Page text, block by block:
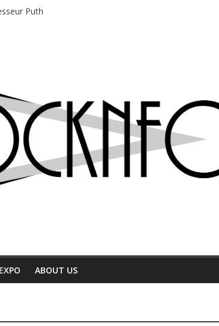
Puth
métal et tatouages
EXPO ABOUT US